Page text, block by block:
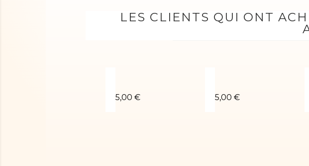
LES CLIENTS QUI ONT
5,00 € 5,00 €